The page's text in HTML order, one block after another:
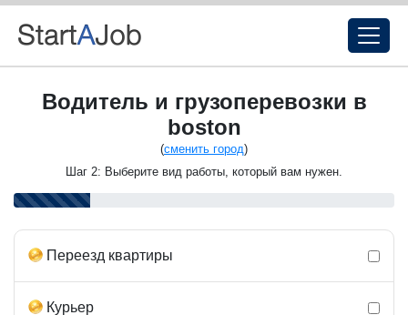
Водитель и грузоперевозки в
boston
(сменить город)
Шаг 2: Выберите вид работы, который вам нужен.
Переезд квартиры
Курьер